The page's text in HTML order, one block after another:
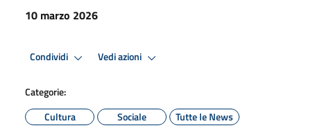
10 marzo 2026
Condividi Vedi azioni
Categorie:
Cultura
Sociale Tutte le News